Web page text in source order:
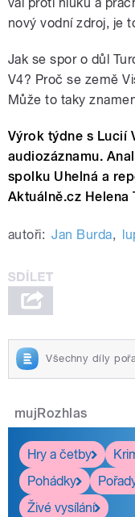
nový vodní zdroj, je
Jak se spor o důl
V4? Proč se země
Může to taky
Výrok týdne s Lucií
audiozáznamu.
spolku Uhelná a
Aktuálně.cz Helena
autoři: Jan Burda,
Všechny díly
mujRozhlas
Hry a četby
Pohádky
Živé vysílání